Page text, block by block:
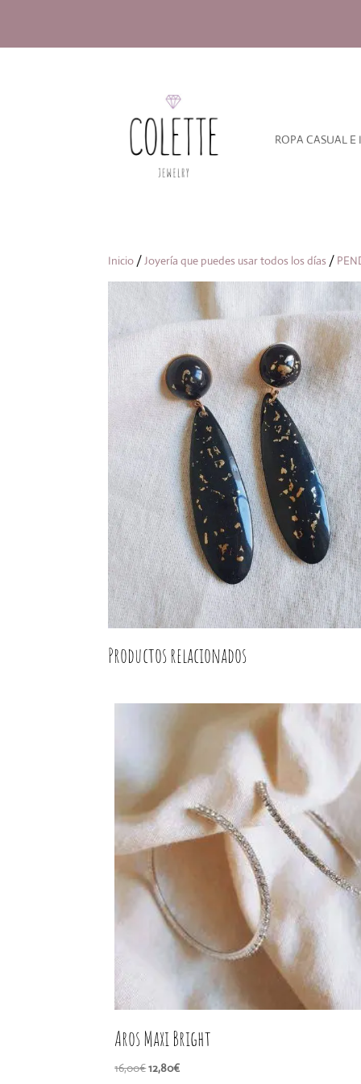
ROPA CASUAL E
Inicio /Joyería que puedes usar todos los días /
Productos relacionados
Aros Maxi Bright
16,00€El
12,80€El